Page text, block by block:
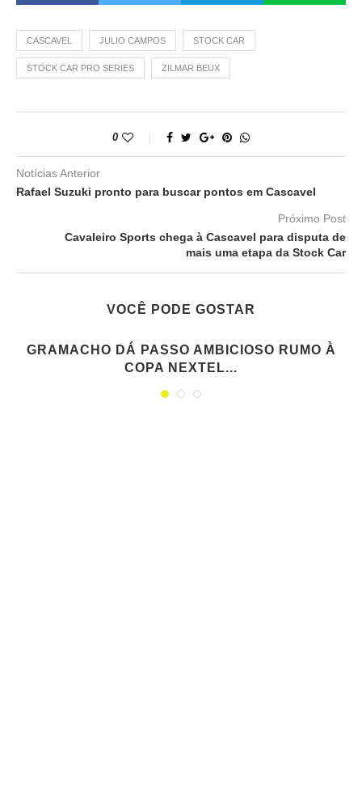
CASCAVEL JULIO CAMPOS STOCK CAR
STOCK CAR PRO SERIES ZILMAR BEUX
0
Notícias Anterior
Rafael Suzuki pronto para buscar pontos em Cascavel
Próximo Post
Cavaleiro Sports chega à Cascavel para disputa de
mais uma etapa da Stock Car
VOCÊ PODE GOSTAR
GRAMACHO DÁ PASSO AMBICIOSO RUMO À
COPA NEXTEL...